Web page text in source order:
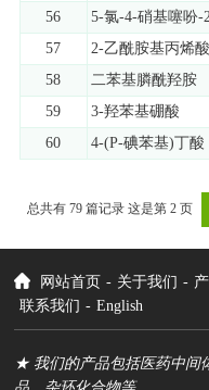
56
5-氯-4-硝基噻吩-
57
2-乙酰胺基丙烯
58
二苯基膦酰羟胺
59
3-羟苯基硼酸
60
4-(P-碘苯基)丁酸
总共有 79 篇记录 这是第 2 页
网站首页 - 关于我们 -
联系我们 - English
★ 我们的产品包括医药中间